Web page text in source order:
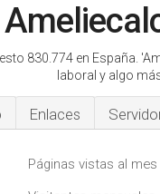
830.774 en España.
laboral y algo
Enlaces
Páginas vistas al mes